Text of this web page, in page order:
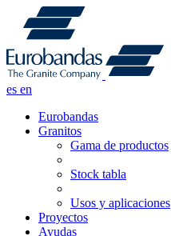
es en
Eurobandas
Granitos
Gama de productos
Stock tabla
Usos y aplicaciones
Proyectos
Ayudas